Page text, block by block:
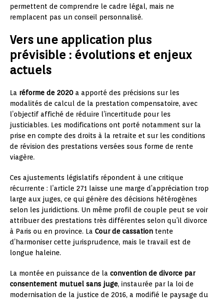
permettent de comprendre le cadre légal, mais ne
remplacent pas un conseil personnalisé.
Vers une application plus
prévisible : évolutions et enjeux
actuels
La réforme de 2020 a apporté des précisions sur les
modalités de calcul de la prestation compensatoire, avec
l’objectif affiché de réduire l’incertitude pour les
justiciables. Les modifications ont porté notamment sur la
prise en compte des droits à la retraite et sur les conditions
de révision des prestations versées sous forme de rente
viagère.
Ces ajustements législatifs répondent à une critique
récurrente : l’article 271 laisse une marge d’appréciation trop
large aux juges, ce qui génère des décisions hétérogènes
selon les juridictions. Un même profil de couple peut se voir
attribuer des prestations très différentes selon qu’il divorce
à Paris ou en province. La Cour de cassation tente
d’harmoniser cette jurisprudence, mais le travail est de
longue haleine.
La montée en puissance de la convention de divorce par
consentement mutuel sans juge, instaurée par la loi de
modernisation de la justice de 2016, a modifié le paysage du